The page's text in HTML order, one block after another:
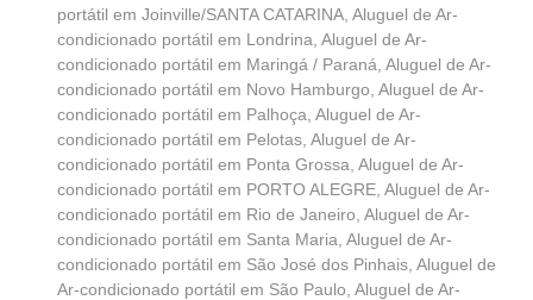
portátil em Joinville/SANTA CATARINA Aluguel de Ar-
condicionado portátil em Londrina Aluguel de Ar-
condicionado portátil em Maringá / Paraná Aluguel de Ar-
condicionado portátil em Novo Hamburgo Aluguel de Ar-
condicionado portátil em Palhoça Aluguel de Ar-
condicionado portátil em Pelotas Aluguel de Ar-
condicionado portátil em Ponta Grossa Aluguel de Ar-
condicionado portátil em PORTO ALEGRE Aluguel de Ar-
condicionado portátil em Rio de Janeiro Aluguel de Ar-
condicionado portátil em Santa Maria Aluguel de Ar-
condicionado portátil em São José dos Pinhais Aluguel de
Ar-condicionado portátil em São Paulo Aluguel de Ar-